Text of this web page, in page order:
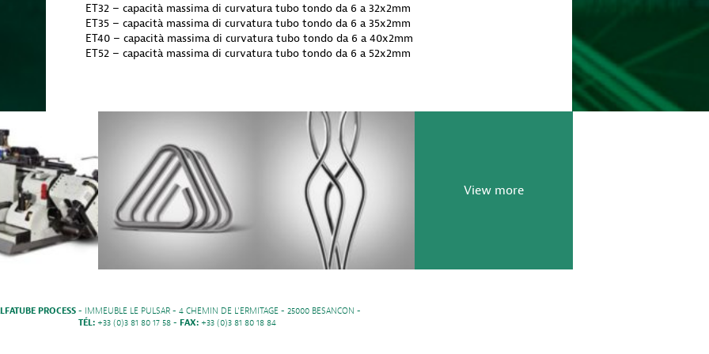
ET32 – capacità massima di curvatura tubo tondo da 6 a 32x2mm
ET35 – capacità massima di curvatura tubo tondo da 6 a 35x2mm
ET40 – capacità massima di curvatura tubo tondo da 6 a 40x2mm
ET52 – capacità massima di curvatura tubo tondo da 6 a 52x2mm
View more
PROCESS- IMMEUBLE LE PULSAR - 4 CHEMIN DE L'ERMITAGE - 25000 BESANCON -
TÉL: +33 (0)3 81 80 17 58 - FAX: +33 (0)3 81 80 18 84